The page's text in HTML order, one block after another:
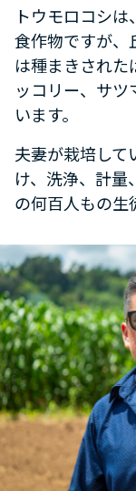
トウモロコシ
食作物ですが、
は種まきされた
ッコリー、サ
います。
夫妻が栽培して
け、洗浄、計量
の何百人もの生